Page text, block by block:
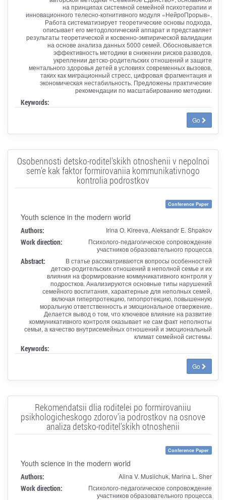
на принципах системной семейной психотерапии и
инновационного телесно-когнитивного модуля «НейроПрорыв».
Работа систематизирует теоретические основы подхода,
описывает его методологический аппарат и представляет
результаты теоретической и косвенно-эмпирической валидации
на основе анализа данных 5000 семей. Обосновывается
эффективность методики в снижении рисков разводов,
укреплении детско-родительских отношений и защите
ментального здоровья детей в условиях современных вызовов,
таких как миграционный стресс, цифровая фрагментация и
экономическая нестабильность. Предложены практические
рекомендации по масштабированию методики.
Keywords:
Go
Osobennosti detsko-roditel'skikh otnoshenii v nepolnoi
sem'e kak faktor formirovaniia kommunikativnogo
kontrolia podrostkov
Conference Paper
Youth science in the modern world
Authors: Irina O. Kireeva, Aleksandr E. Shpakov
Work direction:
Психолого-педагогическое сопровождение
участников образовательного процесса
Abstract:
В статье рассматриваются вопросы особенностей
детско-родительских отношений в неполной семье и их
влияния на формирование коммуникативного контроля у
подростков. Анализируются основные типы нарушений
семейного воспитания, характерные для неполных семей,
включая гиперпротекцию, гипопротекцию, повышенную
моральную ответственность и эмоциональное отвержение.
Делается вывод о том, что ключевое влияние на развитие
коммуникативного контроля оказывает не сам факт неполноты
семьи, а качество внутрисемейных отношений и эмоциональный
климат семейной системы.
Keywords:
Go
Rekomendatsii dlia roditelei po formirovaniiu
psikhologicheskogo zdorov'ia podrostkov na osnove
analiza detsko-roditel'skikh otnoshenii
Conference Paper
Youth science in the modern world
Authors: Alina V. Musiichuk, Marina L. Sher
Work direction:
Психолого-педагогическое сопровождение
участников образовательного процесса